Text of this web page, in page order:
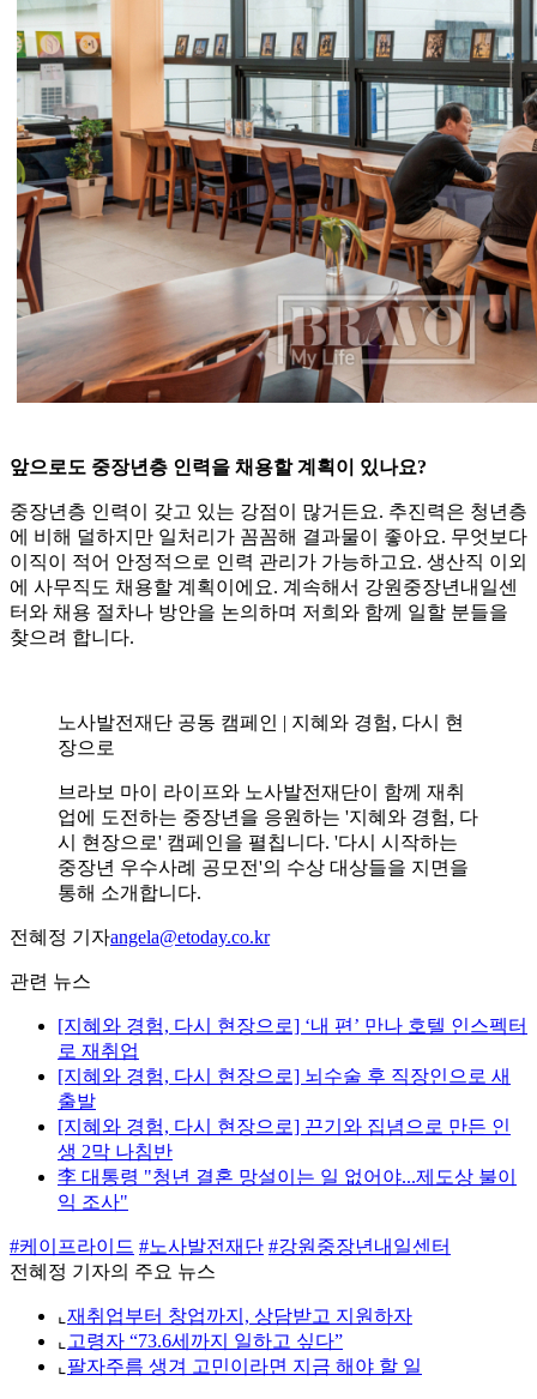
앞으로도 중장년층 인력을 채용할 계획이 있나요?
중장년층 인력이 갖고 있는 강점이 많거든요. 추진력은 청년층
에 비해 덜하지만 일처리가 꼼꼼해 결과물이 좋아요. 무엇보다
이직이 적어 안정적으로 인력 관리가 가능하고요. 생산직 이외
에 사무직도 채용할 계획이에요. 계속해서 강원중장년내일센
터와 채용 절차나 방안을 논의하며 저희와 함께 일할 분들을
찾으려 합니다.
노사발전재단 공동 캠페인 | 지혜와 경험, 다시 현
장으로
브라보 마이 라이프와 노사발전재단이 함께 재취
업에 도전하는 중장년을 응원하는 '지혜와 경험, 다
시 현장으로' 캠페인을 펼칩니다. '다시 시작하는
중장년 우수사례 공모전'의 수상 대상들을 지면을
통해 소개합니다.
전혜정 기자angela@etoday.co.kr
관련 뉴스
[지혜와 경험, 다시 현장으로] ‘내 편’ 만나 호텔 인스펙터
로 재취업
[지혜와 경험, 다시 현장으로] 뇌수술 후 직장인으로 새
출발
[지혜와 경험, 다시 현장으로] 끈기와 집념으로 만든 인
생 2막 나침반
李 대통령 "청년 결혼 망설이는 일 없어야...제도상 불이
익 조사"
#케이프라이드 #노사발전재단 #강원중장년내일센터
전혜정 기자의 주요 뉴스
⌞ 재취업부터 창업까지, 상담받고 지원하자
⌞ 고령자 “73.6세까지 일하고 싶다”
⌞ 팔자주름 생겨 고민이라면 지금 해야 할 일